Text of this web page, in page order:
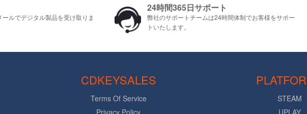
ルでデジタル製品を受け取りま
24時間365日サポート
弊社のサポートチームは24時間体制でお客様をサポ​​ー
トいたします。
CDKEYSALES
Terms Of Service
Privacy Policy
STEAM
UPLAY